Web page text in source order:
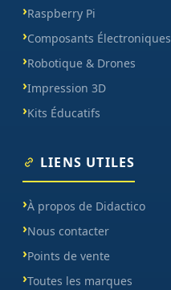
Raspberry Pi
Composants Électroniques
Robotique & Drones
Impression 3D
Kits Éducatifs
LIENS UTILES
À propos de Didactico
Nous contacter
Points de vente
Toutes les marques